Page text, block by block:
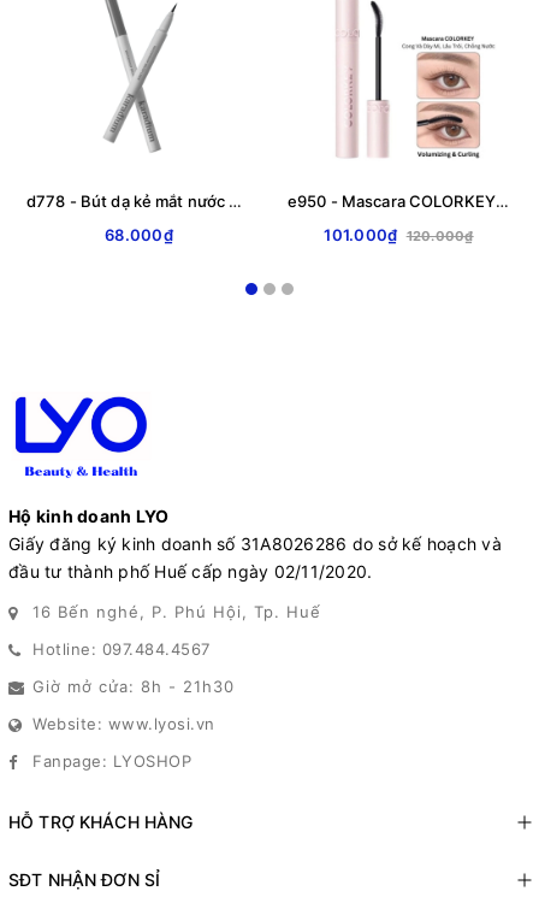
d778 - Bút dạ kẻ mắt nước Karadium
68.000₫
e950 - Mascara COLORKEY Hỗ Trợ Giúp Cong Và Dày Mi, Lâu Trôi, Chống Nước 6g LYO
101.000₫ 120.000₫
Hộ kinh doanh LYO
Giấy đăng ký kinh doanh số 31A8026286 do sở kế hoạch và
đầu tư thành phố Huế cấp ngày 02/11/2020.
16 Bến nghé, P. Phú Hội, Tp. Huế
Hotline: 097.484.4567
Giờ mở cửa: 8h - 21h30
Website: www.lyosi.vn
Fanpage: LYOSHOP
HỖ TRỢ KHÁCH HÀNG
SĐT NHẬN ĐƠN SỈ